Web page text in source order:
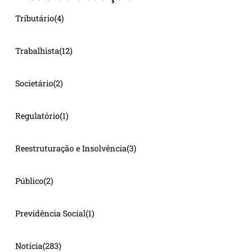
Tributário(4)
Trabalhista(12)
Societário(2)
Regulatório(1)
Reestruturação e Insolvência(3)
Público(2)
Previdência Social(1)
Notícia(283)